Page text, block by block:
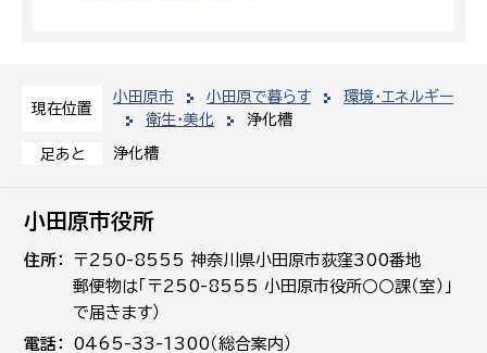
現在位置
小田原市 小田原で暮らす
環境・エネルギー
衛生・美化
浄化槽
足あと 浄化槽
小田原市役所
住所
〒250-8555 神奈川県小田原市荻窪300番地
郵便物は「〒250-8555 小田原市役所○○課（室）」
で届きます）
電話
0465-33-1300（総合案内）